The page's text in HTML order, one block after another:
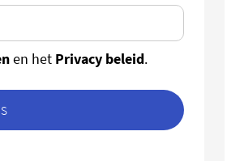
en het Privacy beleid.